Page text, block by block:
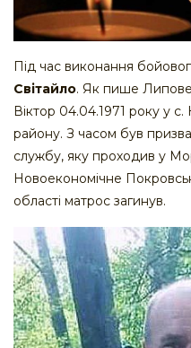
Під час виконання
Світайло. Як пише
Віктор 04.04.1971 року у
району. З часом був
службу, яку проходив у
Новоекономічне
області матрос загинув.